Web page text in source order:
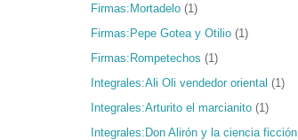
Firmas:Mortadelo (1)
Firmas:Pepe Gotea y Otilio (1)
Firmas:Rompetechos (1)
Integrales:Ali Oli vendedor oriental (1)
Integrales:Arturito el marcianito (1)
Integrales:Don Alirón y la ciencia ficción